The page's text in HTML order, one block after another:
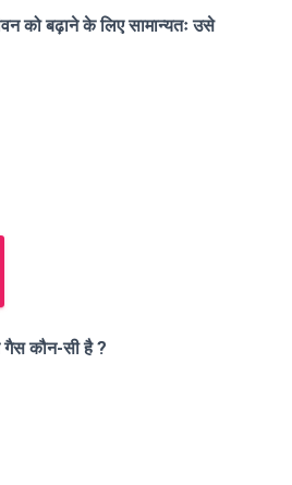
को बढ़ाने के लिए सामान्यतः उसे
गैस कौन-सी है ?